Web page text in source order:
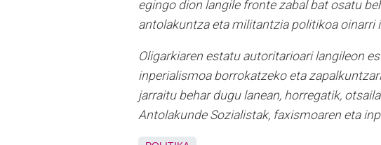
egingo dion langile fronte zabal bat osatu
antolakuntza eta militantzia politikoa oinarri
Oligarkiaren estatu autoritarioari langileon
inperialismoa borrokatzeko eta
jarraitu behar dugu lanean, horregatik,
Antolakunde Sozialistak, faxismoaren eta